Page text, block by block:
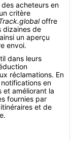
acheteurs en
critère
offre
dizaines de
un aperçu
envoi.
dans leurs
réclamations. En
en
et améliorant la
fournies par
et de